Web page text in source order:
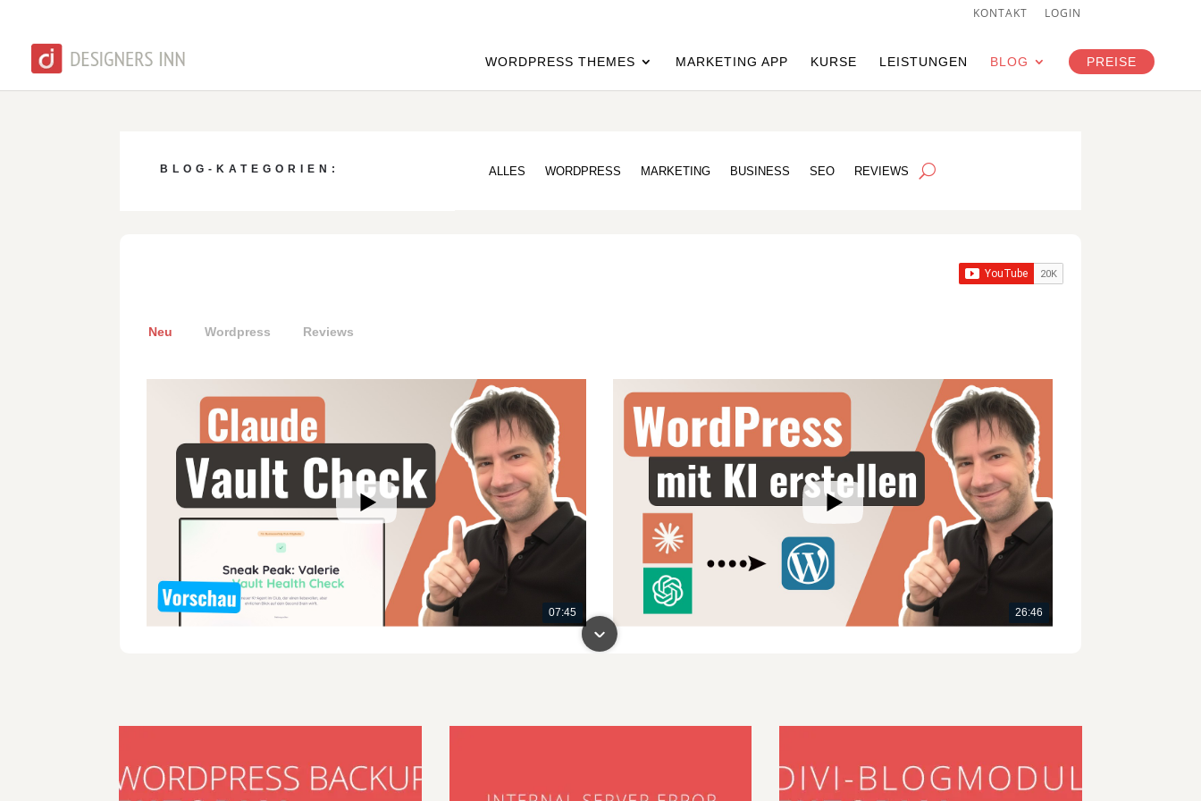
KONTAKT LOGIN
WORDPRESS THEMES MARKETING APP KURSE LEISTUNGEN BLOG PREISE
BLOG-KATEGORIEN: ALLES WORDPRESS MARKETING BUSINESS SEO REVIEWS
Neu Wordpress Reviews
07:45 26:46